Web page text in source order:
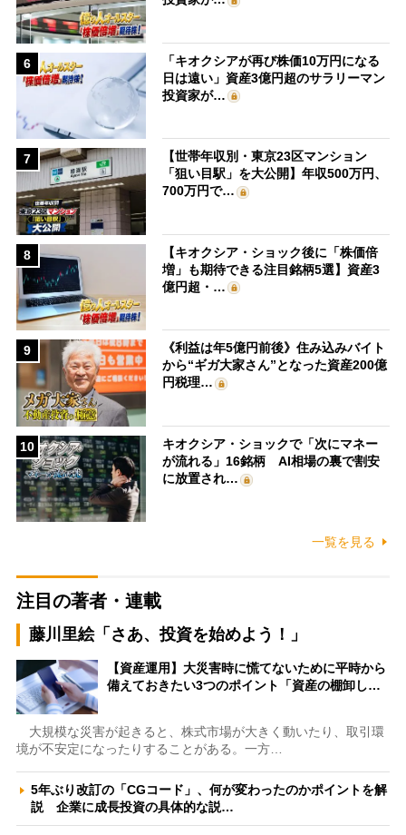
6
「キオクシアが再び株価10万円になる
日は遠い」資産3億円超のサラリーマン
投資家が…
7
【世帯年収別・東京23区マンション
「狙い目駅」を大公開】年収500万円、
700万円で…
8
【キオクシア・ショック後に「株価倍
増」も期待できる注目銘柄5選】資産3
億円超・…
9
《利益は年5億円前後》住み込みバイト
から“ギガ大家さん”となった資産200億
円税理…
10
キオクシア・ショックで「次にマネー
が流れる」16銘柄 AI相場の裏で割安
に放置され…
一覧を見る
注目の著者・連載
藤川里絵「さあ、投資を始めよう！」
【資産運用】大災害時に慌てないために平時から
備えておきたい3つのポイント「資産の棚卸し…
大規模な災害が起きると、株式市場が大きく動いたり、取引環
境が不安定になったりすることがある。一方…
5年ぶり改訂の「CGコード」、何が変わったのかポイントを解
説 企業に成長投資の具体的な説…